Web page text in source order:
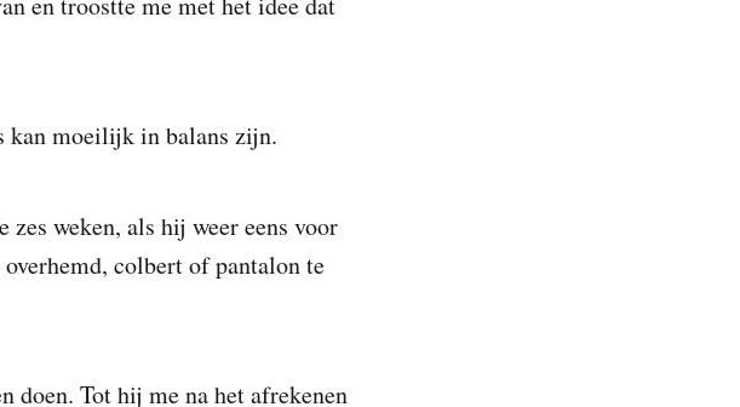
kan moeilijk in balans zijn.
zes weken, als hij weer eens voor
colbert of pantalon te
doen. Tot hij me na het afrekenen